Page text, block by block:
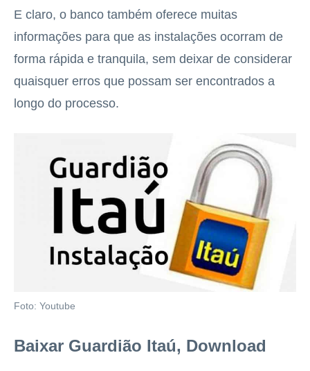
E claro, o banco também oferece muitas
informações para que as instalações ocorram de
forma rápida e tranquila, sem deixar de considerar
quaisquer erros que possam ser encontrados a
longo do processo.
Foto: Youtube
Baixar Guardião Itaú, Download